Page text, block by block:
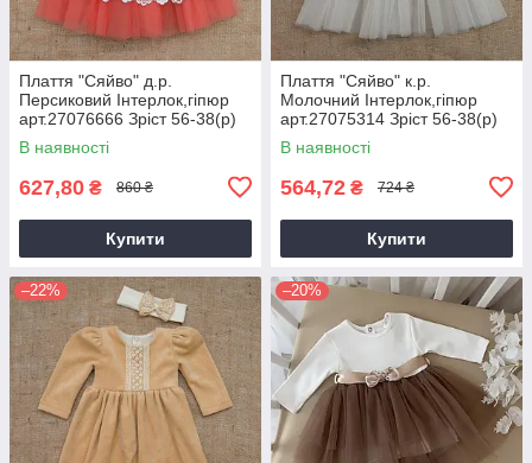
Плаття "Сяйво" д.р.
Персиковий Інтерлок,гіпюр
арт.27076666 Зріст 56-38(р)
В наявності
627,80 ₴ 860 ₴
Купити
Плаття "Сяйво" к.р.
Молочний Інтерлок,гіпюр
арт.27075314 Зріст 56-38(р)
В наявності
564,72 ₴ 724 ₴
Купити
–22% –20%